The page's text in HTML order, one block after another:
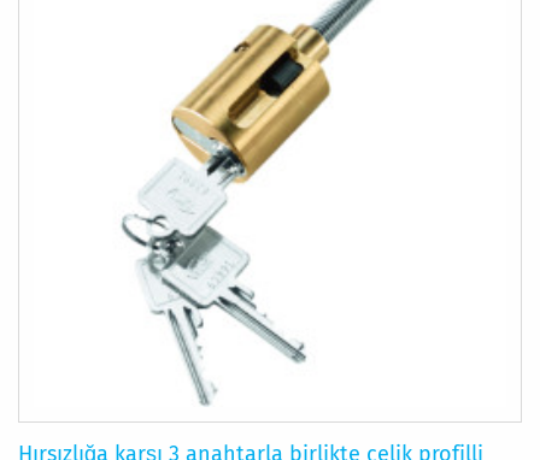
Hırsızlığa karşı 3 anahtarla birlikte çelik profilli